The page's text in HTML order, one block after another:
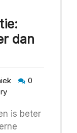
dan
0
is beter